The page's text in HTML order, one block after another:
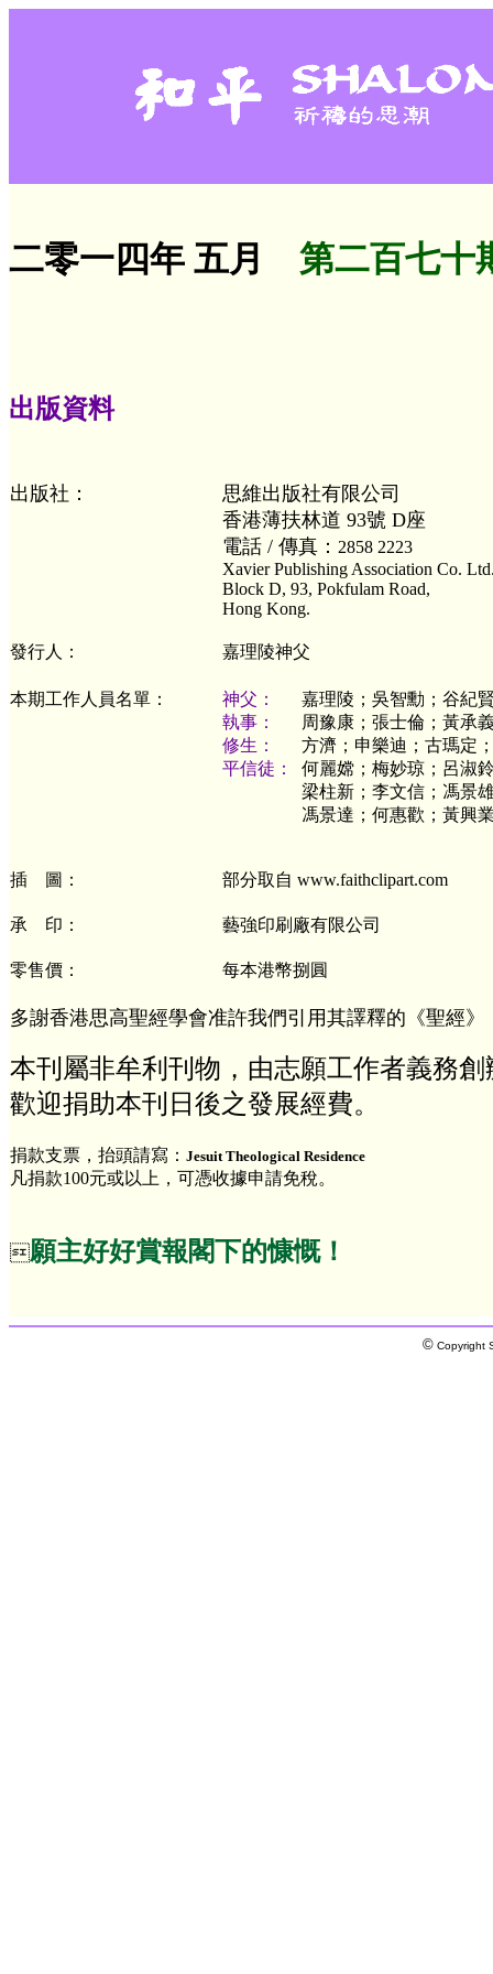
二零一四年 五月 第二百七十
出版資料
出版社：
思維出版社有限公司
香港薄扶林道 93號 D座
電話 / 傳真： 2858 2223
Xavier Publishing Association Co.
Block D, 93, Pokfulam Road,
Hong Kong.
發行人： 嘉理陵神父
本期工作人員名單： 神父：
嘉理陵；吳智勳；谷紀
執事：
周豫康；張士倫；黃承
修生：
方濟；申樂迪；古瑪
平信徒：
何麗嫦；梅妙琼；呂淑
梁柱新；李文信；馮景
馮景達；何惠歡；黃興
插 圖： 部分取自 www.faithclipart.com
承 印： 藝強印刷廠有限公司
零售價： 每本港幣捌圓
多謝香港思高聖經學會准許我們引用其譯釋的《聖經》
本刊屬非牟利刊物，由志願工作者義務創
歡迎捐助本刊日後之發展經費。
捐款支票，抬頭請寫： Jesuit Theological Residence
凡捐款100元或以上，可憑收據申請免稅。
願主好好賞報閣下的慷慨！
© Copyright